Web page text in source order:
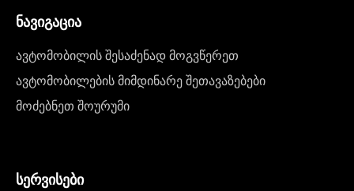
ნავიგაცია
ავტომობილის შესაძენად მოგვწერეთ
ავტომობილების მიმდინარე შეთავაზებები
მოძებნეთ შოურუმი
სერვისები